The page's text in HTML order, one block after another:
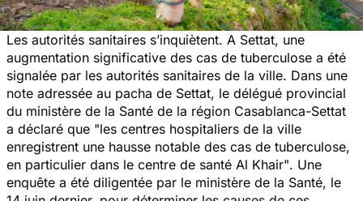
Les autorités sanitaires s’inquiètent. A Settat, une
augmentation significative des cas de tuberculose a été
signalée par les autorités sanitaires de la ville. Dans une
note adressée au pacha de Settat, le délégué provincial
du ministère de la Santé de la région Casablanca-Settat
a déclaré que "les centres hospitaliers de la ville
enregistrent une hausse notable des cas de tuberculose,
en particulier dans le centre de santé Al Khair". Une
enquête a été diligentée par le ministère de la Santé, le